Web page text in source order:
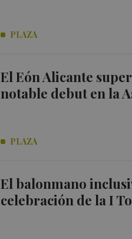
PLAZA
El Eón Alicante
notable debut en la
PLAZA
El balonmano
celebración de la I